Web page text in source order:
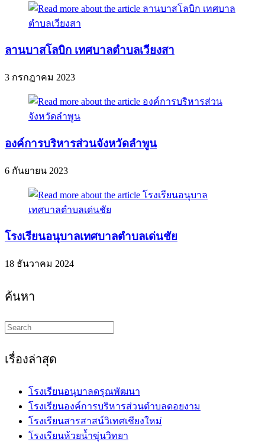
ลานบาสโลบิก เทศบาลตำบลเวียงสา
3 กรกฎาคม 2023
องค์การบริหารส่วนจังหวัดลำพูน
6 กันยายน 2023
โรงเรียนอนุบาลเทศบาลตำบลเด่นชัย
18 ธันวาคม 2024
ค้นหา
Search
this
เรื่องล่าสุด
โรงเรียนอนุบาลดรุณพัฒนา
โรงเรียนองค์การบริหารส่วนตำบลดอยงาม
โรงเรียนสารสาสน์วิเทศเชียงใหม่
โรงเรียนห้วยน้ำขุ่นวิทยา